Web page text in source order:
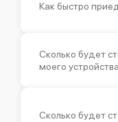
Как быстро
Сколько будет
моего
Сколько будет